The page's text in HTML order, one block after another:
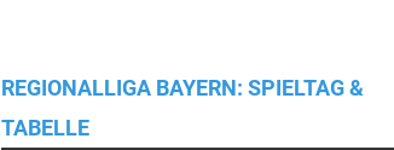
REGIONALLIGA BAYERN: SPIELTAG &
TABELLE